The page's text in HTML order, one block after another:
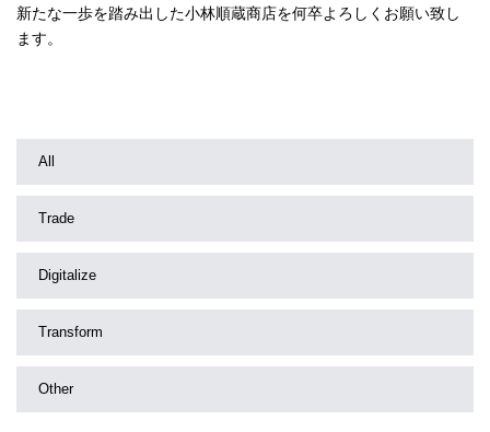
新たな一歩を踏み出した小林順蔵商店を何卒よろしくお願い致し
ます。
All
Trade
Digitalize
Transform
Other